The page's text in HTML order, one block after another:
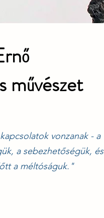
művészet
vonzanak - a
a sebezhetőségük, és
a méltóságuk."